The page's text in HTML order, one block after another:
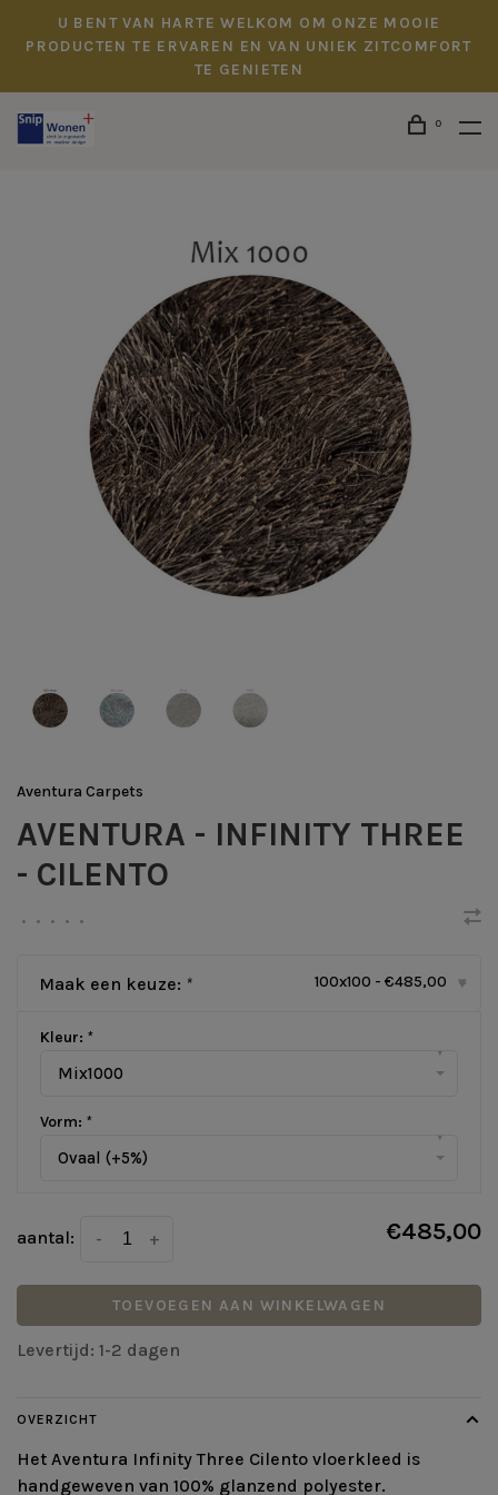
U BENT VAN HARTE WELKOM OM ONZE MOOIE
PRODUCTEN TE ERVAREN EN VAN UNIEK ZITCOMFORT
TE GENIETEN
0
Aventura Carpets
AVENTURA - INFINITY THREE
- CILENTO
• • • • •
Maak een keuze: * 100x100 - €485,00 ▾
Kleur: *
Mix1000
▾
Vorm: *
Ovaal (+5%)
▾
aantal: +
- €485,00
TOEVOEGEN AAN WINKELWAGEN
Levertijd: 1-2 dagen
OVERZICHT
Het Aventura Infinity Three Cilento vloerkleed is
handgeweven van 100% glanzend polyester.